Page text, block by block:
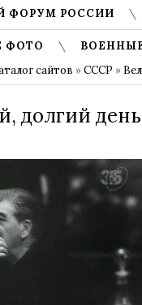
ФОРУМ РОССИИ
ФОТО
сайтов »СССР »
долгий